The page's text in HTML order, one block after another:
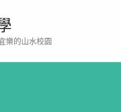
樂的山水校園